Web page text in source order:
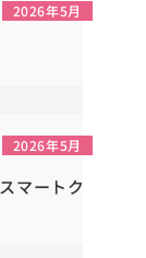
2026年5月
2026年5月
マートク